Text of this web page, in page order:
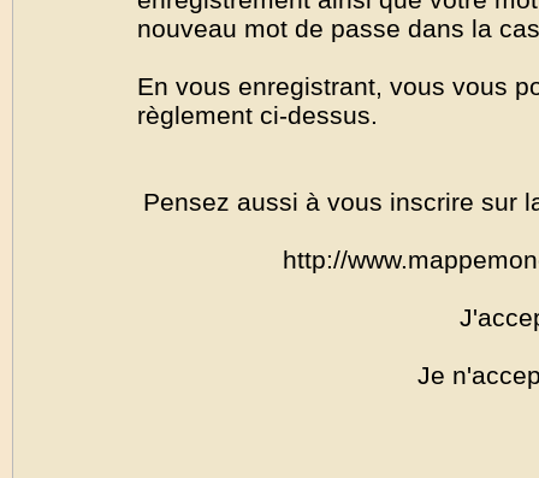
nouveau mot de passe dans la
En vous enregistrant, vous vous
règlement ci-dessus.
Pensez aussi à vous inscrire sur
http://
Je